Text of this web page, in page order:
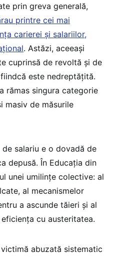
prin greva generală,
printre cei mai
carierei și salariilor,
. Astăzi, aceeași
cuprinsă de revoltă și de
este nedreptățită.
rămas singura categorie
masiv de măsurile
salariu e o dovadă de
depusă. În Educația din
unei umilințe colective: al
al mecanismelor
a ascunde tăieri și al
cu austeritatea.
abuzată sistematic